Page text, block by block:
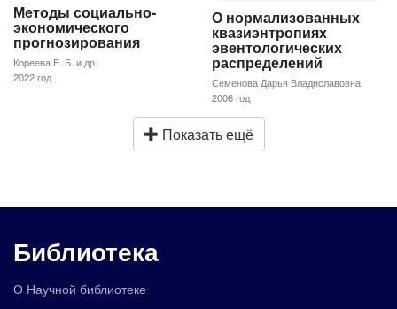
Методы социально-
экономического
прогнозирования
Кореева Е. Б. и др.
2022 год
О нормализованных
квазиэнтропиях
эвентологических
распределений
Семенова Дарья Владиславовна
2006 год
Показать ещё
Библиотека
О Научной библиотеке